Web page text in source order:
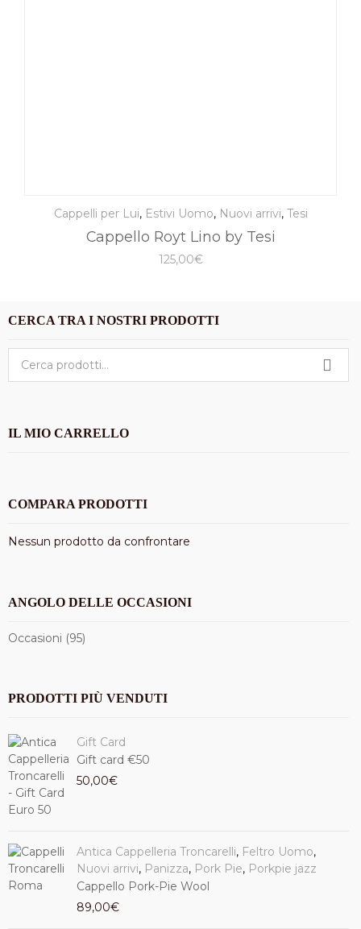
Cappelli per Lui, Estivi Uomo, Nuovi arrivi, Tesi
Cappello Royt Lino by Tesi
125,00€
CERCA TRA I NOSTRI PRODOTTI
Cerca:
IL MIO CARRELLO
COMPARA PRODOTTI
Nessun prodotto da confrontare
ANGOLO DELLE OCCASIONI
Occasioni (95)
PRODOTTI PIÙ VENDUTI
Gift Card
Gift card €50
50,00€
Antica Cappelleria Troncarelli, Feltro Uomo,
Nuovi arrivi, Panizza, Pork Pie, Porkpie jazz
Cappello Pork-Pie Wool
89,00€